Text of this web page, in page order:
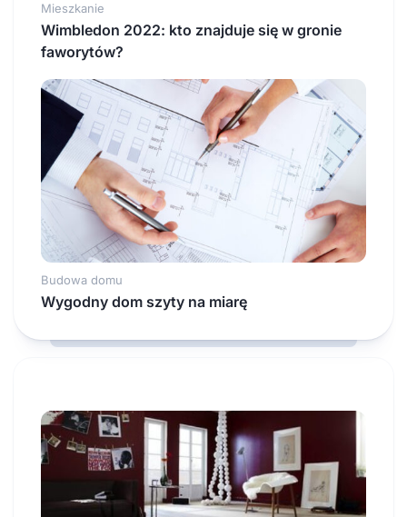
Mieszkanie
Wimbledon 2022: kto znajduje się w gronie
faworytów?
Budowa domu
Wygodny dom szyty na miarę